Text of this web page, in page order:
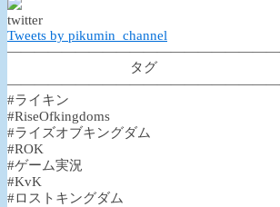
twitter
Tweets by pikumin_channel
タグ
#ライキン
#RiseOfkingdoms
#ライズオブキングダム
#ROK
#ゲーム実況
#KvK
#ロストキングダム